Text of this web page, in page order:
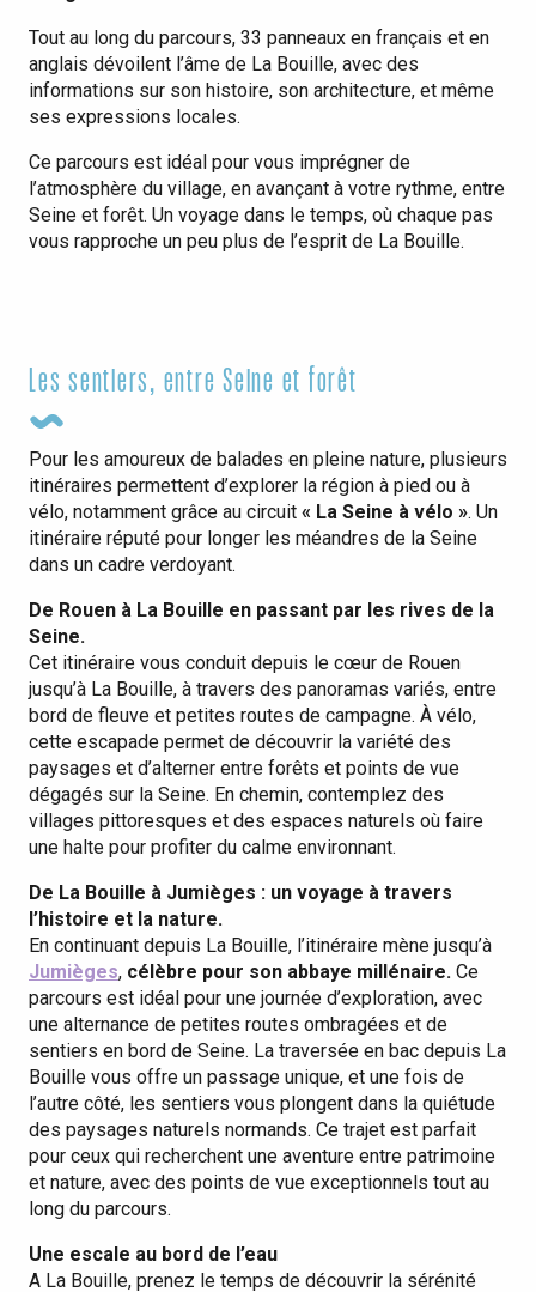
Tout au long du parcours, 33 panneaux en français et en
anglais dévoilent l’âme de La Bouille, avec des
informations sur son histoire, son architecture, et même
ses expressions locales.
Ce parcours est idéal pour vous imprégner de
l’atmosphère du village, en avançant à votre rythme, entre
Seine et forêt. Un voyage dans le temps, où chaque pas
vous rapproche un peu plus de l’esprit de La Bouille.
Les sentiers, entre Seine et forêt
Pour les amoureux de balades en pleine nature, plusieurs
itinéraires permettent d’explorer la région à pied ou à
vélo, notamment grâce au circuit « La Seine à vélo ». Un
itinéraire réputé pour longer les méandres de la Seine
dans un cadre verdoyant.
De Rouen à La Bouille en passant par les rives de la
Seine.
Cet itinéraire vous conduit depuis le cœur de Rouen
jusqu’à La Bouille, à travers des panoramas variés, entre
bord de fleuve et petites routes de campagne. À vélo,
cette escapade permet de découvrir la variété des
paysages et d’alterner entre forêts et points de vue
dégagés sur la Seine. En chemin, contemplez des
villages pittoresques et des espaces naturels où faire
une halte pour profiter du calme environnant.
De La Bouille à Jumièges : un voyage à travers
l’histoire et la nature.
En continuant depuis La Bouille, l’itinéraire mène jusqu’à
Jumièges, célèbre pour son abbaye millénaire. Ce
parcours est idéal pour une journée d’exploration, avec
une alternance de petites routes ombragées et de
sentiers en bord de Seine. La traversée en bac depuis La
Bouille vous offre un passage unique, et une fois de
l’autre côté, les sentiers vous plongent dans la quiétude
des paysages naturels normands. Ce trajet est parfait
pour ceux qui recherchent une aventure entre patrimoine
et nature, avec des points de vue exceptionnels tout au
long du parcours.
Une escale au bord de l’eau
A La Bouille, prenez le temps de découvrir la sérénité